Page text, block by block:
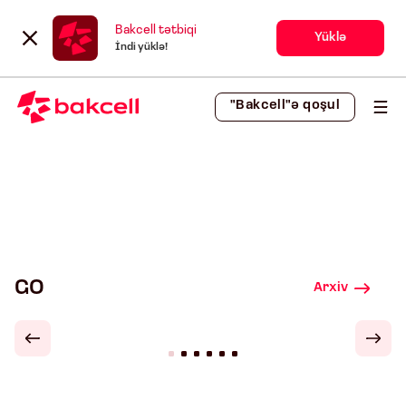
Bakcell tətbiqi
İndi yüklə!
Yüklə
"Bakcell"ə qoşul
GO Arxiv